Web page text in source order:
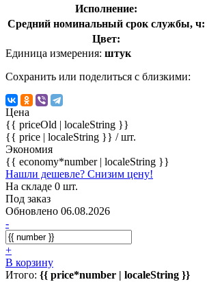
Исполнение:
Средний номинальный срок службы, ч:
Цвет:
Единица измерения: штук
Сохранить или поделиться с близкими:
Цена
{{ priceOld | localeString }}
{{ price | localeString }} / шт.
Экономия
{{ economy*number | localeString }}
Нашли дешевле? Снизим цену!
На складе 0 шт.
Под заказ
Обновлено 06.08.2026
-
+
В корзину
Итого: {{ price*number | localeString }}